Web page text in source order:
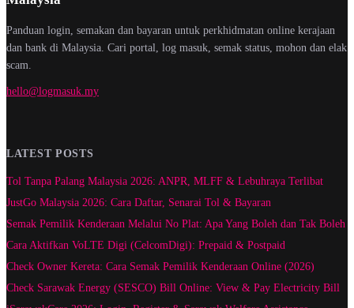
Panduan login, semakan dan bayaran untuk perkhidmatan online kerajaan
dan bank di Malaysia. Cari portal, log masuk, semak status, mohon dan elak
scam.
hello@logmasuk.my
LATEST POSTS
Tol Tanpa Palang Malaysia 2026: ANPR, MLFF & Lebuhraya Terlibat
JustGo Malaysia 2026: Cara Daftar, Senarai Tol & Bayaran
Semak Pemilik Kenderaan Melalui No Plat: Apa Yang Boleh dan Tak Boleh
Cara Aktifkan VoLTE Digi (CelcomDigi): Prepaid & Postpaid
Check Owner Kereta: Cara Semak Pemilik Kenderaan Online (2026)
Check Sarawak Energy (SESCO) Bill Online: View & Pay Electricity Bill